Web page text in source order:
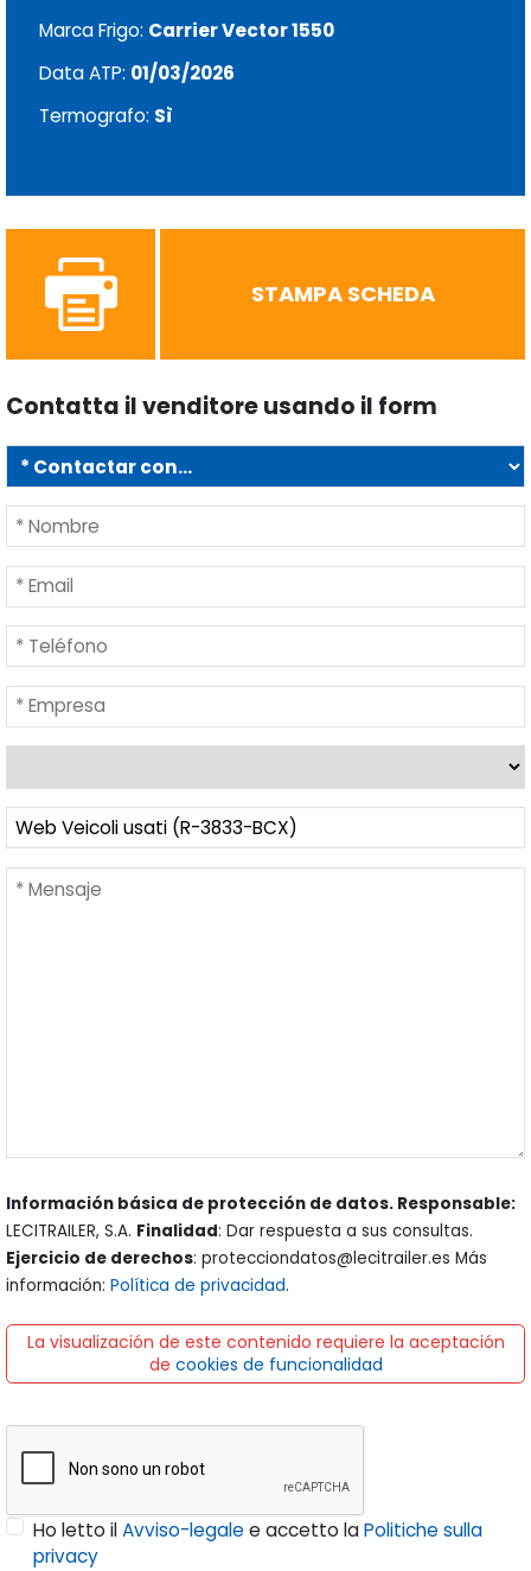
Marca Frigo: Carrier Vector 1550
Data ATP: 01/03/2026
Termografo: Sì
STAMPA SCHEDA
Contatta il venditore usando il form
Información básica de protección de datos. Responsable:
LECITRAILER, S.A. Finalidad: Dar respuesta a sus consultas.
Ejercicio de derechos: protecciondatos@lecitrailer.es Más
información: Política de privacidad.
La visualización de este contenido requiere la aceptación
de cookies de funcionalidad
Ho letto ilAvviso-legalee accetto laPolitiche sulla
privacy